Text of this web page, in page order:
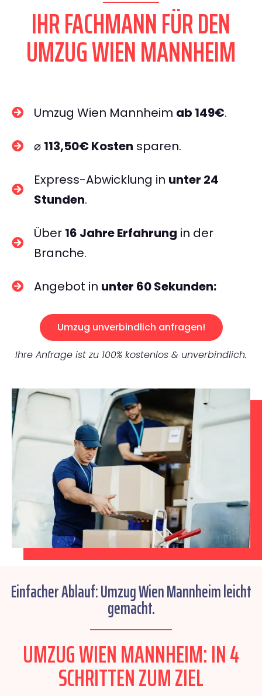
IHR FACHMANN FÜR DEN
UMZUG WIEN MANNHEIM
Umzug Wien Mannheim ab 149€.
⌀ 113,50€ Kosten sparen.
Express-Abwicklung in unter 24
Stunden.
Über 16 Jahre Erfahrung in der
Branche.
Angebot in unter 60 Sekunden:
Umzug unverbindlich anfragen!
Ihre Anfrage ist zu 100% kostenlos & unverbindlich.
Einfacher Ablauf: Umzug Wien Mannheim leicht
gemacht.
UMZUG WIEN MANNHEIM: IN 4
SCHRITTEN ZUM ZIEL